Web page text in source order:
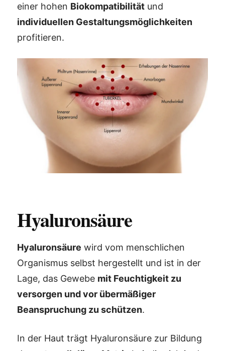
einer hohen Biokompatibilität und
individuellen Gestaltungsmöglichkeiten
profitieren.
Hyaluronsäure
Hyaluronsäure wird vom menschlichen
Organismus selbst hergestellt und ist in der
Lage, das Gewebe mit Feuchtigkeit zu
versorgen und vor übermäßiger
Beanspruchung zu schützen.
In der Haut trägt Hyaluronsäure zur Bildung